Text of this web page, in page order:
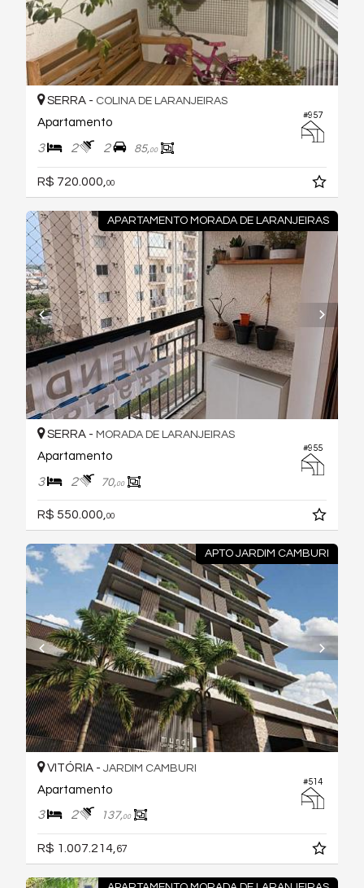
#957
SERRA - COLINA DE LARANJEIRAS
Apartamento
3 2 2 85,00
R$ 720.000, 00
APARTAMENTO MORADA DE LARANJEIRAS
#955
SERRA - MORADA DE LARANJEIRAS
Apartamento
3 2 70,00
R$ 550.000,00
APTO JARDIM CAMBURI
#514
VITÓRIA - JARDIM CAMBURI
Apartamento
3 2 137,00
R$ 1.007.214, 67